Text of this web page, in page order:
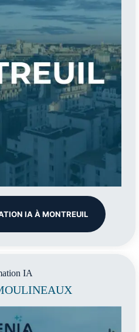
IA À MONTREUIL
IA